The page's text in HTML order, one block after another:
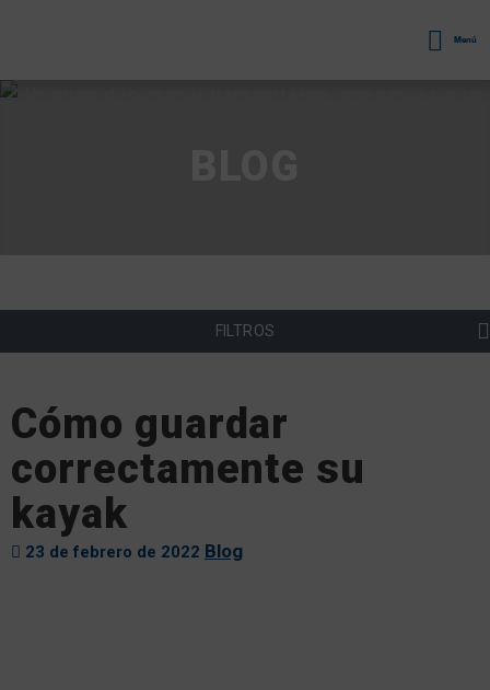
Menú
FILTROS
Cómo guardar
correctamente su
kayak
23 de febrero de 2022 Blog